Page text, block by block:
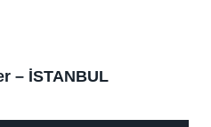
– İSTANBUL